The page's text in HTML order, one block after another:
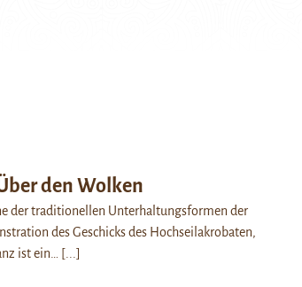
den Wolken
der traditionellen Unterhaltungsformen der
des Geschicks des Hochseilakrobaten,
ist ein…
[...]